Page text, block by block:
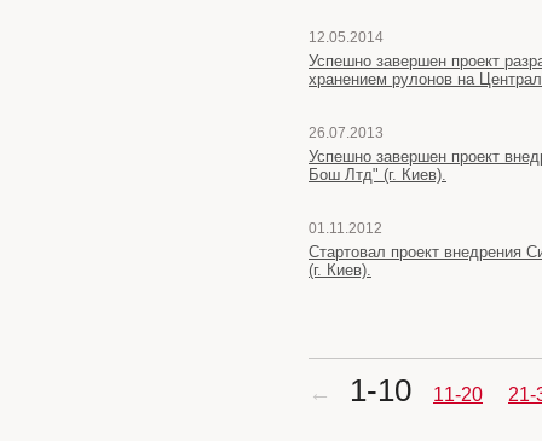
12.05.2014
Успешно завершен проект
хранением рулонов на
26.07.2013
Успешно завершен проект
Бош Лтд" (г. Киев).
01.11.2012
Стартовал проект внедрения
(г. Киев).
← 1-10 11-20 21-